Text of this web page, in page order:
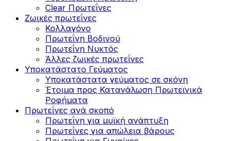
Clear Πρωτεΐνες
Ζωικές πρωτεΐνες
Κολλαγόνο
Πρωτεΐνη Βοδινού
Πρωτεΐνη Νυκτός
Άλλες ζωικές πρωτεΐνες
Υποκατάστατο Γεύματος
Υποκατάστατα γεύματος σε σκόνη
Έτοιμα προς Κατανάλωση Πρωτεϊνικά
Ροφήματα
Πρωτεΐνες ανά σκοπό
Πρωτεΐνη για μυϊκή ανάπτυξη
Πρωτεΐνες για απώλεια βάρους